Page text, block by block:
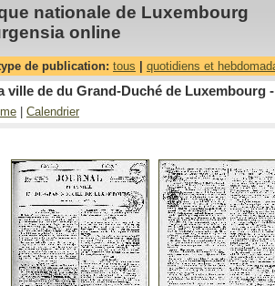
nationale de Luxembourg
online
de publication: tous quotidiens et
ville de du Grand-Duché de Luxembourg -
Calendrier